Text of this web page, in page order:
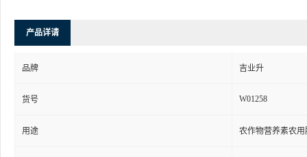
产品详请
品牌 吉业升
货号 W01258
用途 农作物营养素农用